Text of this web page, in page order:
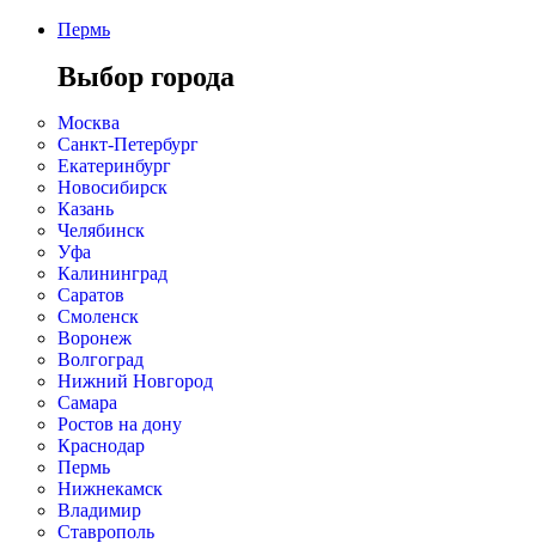
Пермь
Выбор города
Москва
Санкт-Петербург
Екатеринбург
Новосибирск
Казань
Челябинск
Уфа
Калининград
Саратов
Смоленск
Воронеж
Волгоград
Нижний Новгород
Самара
Ростов на дону
Краснодар
Пермь
Нижнекамск
Владимир
Ставрополь